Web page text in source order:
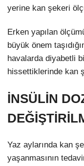
yerine kan şekeri
Erken yapılan
büyük önem
havalarda diyabetli
hissettiklerinde kan
İNSÜLİN
Yaz aylarında kan
yaşanmasının